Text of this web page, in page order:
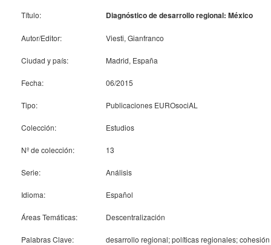
Título: Diagnóstico de desarrollo regional: México
Autor/Editor: Viesti, Gianfranco
Ciudad y país: Madrid, España
Fecha: 06/2015
Tipo: Publicaciones EUROsociAL
Colección: Estudios
Nº de colección: 13
Serie: Análisis
Idioma: Español
Áreas Temáticas: Descentralización
Palabras Clave: desarrollo regional; políticas regionales;